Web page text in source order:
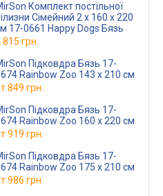
Комплект постільної
Сімейний 2 x 160 x 220
17-0661 Happy Dogs Бязь
815 грн.
Підковдра Бязь 17-
Rainbow Zoo 143 x 210 см
849 грн.
Підковдра Бязь 17-
Rainbow Zoo 160 x 220 см
919 грн.
Підковдра Бязь 17-
Rainbow Zoo 175 x 210 см
986 грн.